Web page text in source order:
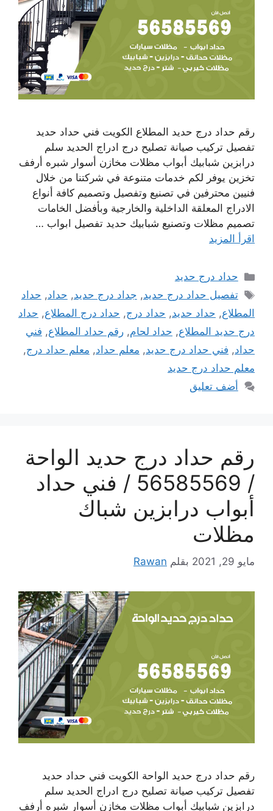
رقم حداد درج حديد المطلاع الكويت فني حداد حديد
تفصيل تركيب صيانة تصليح درج ادراج الحديد سلم
درابزين شبابيك أبواب مظلات مخازن أسوار شبره أرفف
تخزين يوفر لكم خدمات متنوعة في شركتنا من خلال
فنيين محترفين في تصنيع وتفصيل وتصميم كافة أنواع
الادراج المعلقة الداخلية والخارجية وبأفضل الخامات
تصميم مظلات وتصنيع شبابيك حديد تفصيل ابواب …
اقرأ المزيد
التصنيفات
حداد درج حديد
الوسوم
تفصيل حداد درج حديد, جداد درج حديد, حداد, حداد
المطلاع, حداد حديد, حداد درج, حداد درج المطلاع, حداد
درج حديد المطلاع, حداد لحام, رقم حداد المطلاع, فني
حداد, فني حداد درج حديد, معلم حداد, معلم حداد درج,
معلم حداد درج حديد
أضف تعليق
رقم حداد درج حديد الواحة
/ 56585569 / فني حداد
أبواب درابزين شباك
مظلات
مايو 29, 2021 بقلم Rawan
رقم حداد درج حديد الواحة الكويت فني حداد حديد
تفصيل تركيب صيانة تصليح درج ادراج الحديد سلم
درابزين شبابيك أبواب مظلات مخازن أسوار شبره أرفف